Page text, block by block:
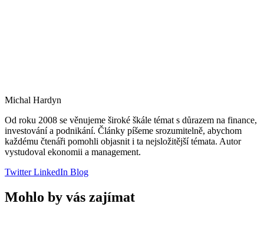
Michal Hardyn
Od roku 2008 se věnujeme široké škále témat s důrazem na finance,
investování a podnikání. Články píšeme srozumitelně, abychom
každému čtenáři pomohli objasnit i ta nejsložitější témata. Autor
vystudoval ekonomii a management.
TwitterLinkedIn Blog
Mohlo by vás zajímat